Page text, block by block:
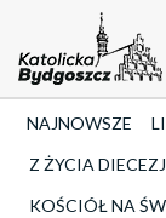
NAJNOWSZE
Z ŻYCIA
KOŚCIÓŁ NA